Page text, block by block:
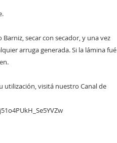
Barniz, secar con secador, y una vez
arruga generada. Si la lámina fué
utilización, visitá nuestro Canal de